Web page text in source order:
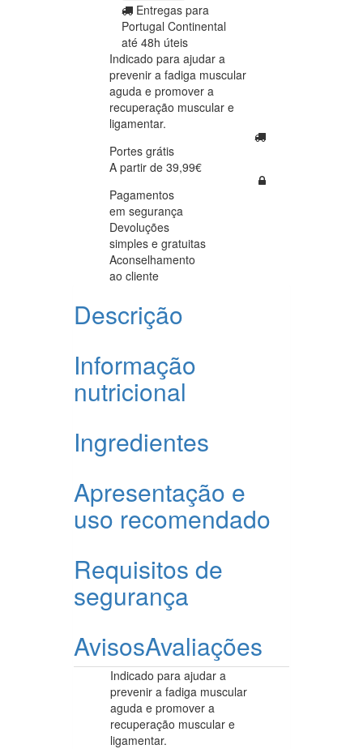
Entregas para
Portugal Continental
até 48h úteis
Indicado para ajudar a
prevenir a fadiga muscular
aguda e promover a
recuperação muscular e
ligamentar.
Portes grátis
A partir de 39,99€
Pagamentos
em segurança
Devoluções
simples e gratuitas
Aconselhamento
ao cliente
Descrição
Informação
nutricional
Ingredientes
Apresentação e
uso recomendado
Requisitos de
segurança
AvisosAvaliações
Indicado para ajudar a
prevenir a fadiga muscular
aguda e promover a
recuperação muscular e
ligamentar.